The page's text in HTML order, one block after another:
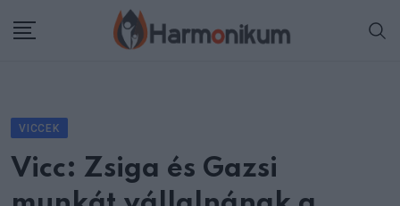
VICCEK
Vicc: Zsiga és Gazsi